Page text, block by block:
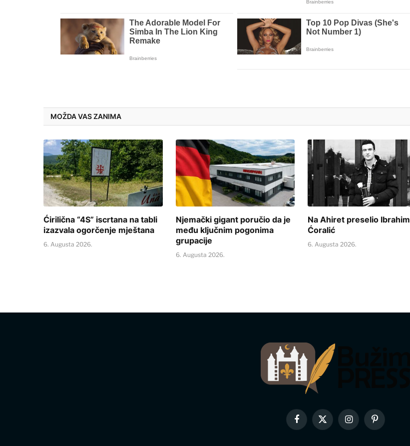
MOŽDA VAS ZANIMA
Ćirilična “4S” iscrtana na tabli
izazvala ogorčenje mještana
6. Augusta 2026.
Njemački gigant poručio da je
među ključnim pogonima
grupacije
6. Augusta 2026.
Na Ahiret preselio Ibrahim
Ćoralić
6. Augusta 2026.
Facebook
X
(Twitter)
InstagramPinterest